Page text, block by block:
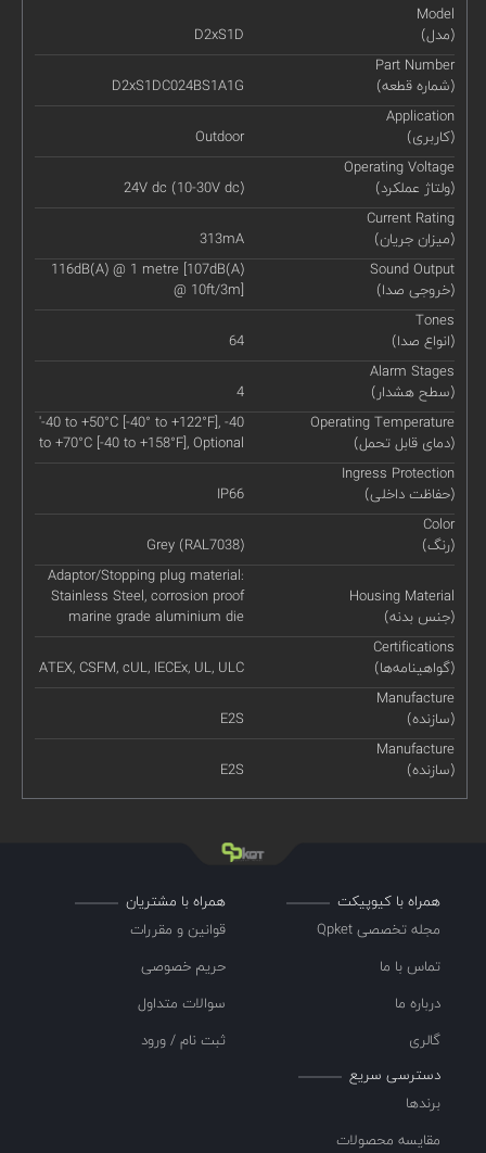
Model
(مدل)
D2xS1D
Part Number
(شماره قطعه)
D2xS1DC024BS1A1G
Application
(کاربری)
Outdoor
Operating Voltage
(ولتاژ عملکرد)
24V dc (10-30V dc)
Current Rating
(میزان جریان)
313mA
Sound Output
(خروجی صدا)
116dB(A) @ 1 metre [107dB(A)
@ 10ft/3m]
Tones
(انواع صدا)
64
Alarm Stages
(سطح هشدار)
4
Operating Temperature
(دمای قابل تحمل)
'-40 to +50°C [-40° to +122°F], -40
to +70°C [-40 to +158°F], Optional
Ingress Protection
(حفاظت داخلی)
IP66
Color
(رنگ)
Grey (RAL7038)
Housing Material
(جنس بدنه)
Adaptor/Stopping plug material:
Stainless Steel, corrosion proof
marine grade aluminium die
Certifications
(گواهینامه‌ها)
ATEX, CSFM, cUL, IECEx, UL, ULC
Manufacture
(سازنده)
E2S
Manufacture
(سازنده)
E2S
همراه با کیوپیکت
مجله تخصصی Qpket
تماس با ما
درباره ما
گالری
همراه با مشتریان
قوانین و مقررات
حریم خصوصی
سوالات متداول
ثبت نام / ورود
دسترسی سریع
برندها
مقایسه محصولات